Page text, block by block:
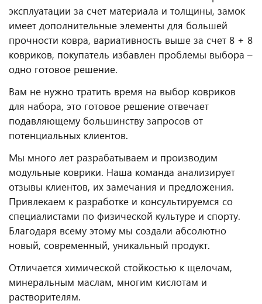
эксплуатации за счет материала и толщины, замок
имеет дополнительные элементы для большей
прочности ковра, вариативность выше за счет 8 + 8
ковриков, покупатель избавлен проблемы выбора –
одно готовое решение.
Вам не нужно тратить время на выбор ковриков
для набора, это готовое решение отвечает
подавляющему большинству запросов от
потенциальных клиентов.
Мы много лет разрабатываем и производим
модульные коврики. Наша команда анализирует
отзывы клиентов, их замечания и предложения.
Привлекаем к разработке и консультируемся со
специалистами по физической культуре и спорту.
Благодаря всему этому мы создали абсолютно
новый, современный, уникальный продукт.
Отличается химической стойкостью к щелочам,
минеральным маслам, многим кислотам и
растворителям.